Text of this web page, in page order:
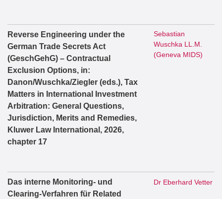
Reverse Engineering under the
German Trade Secrets Act
(GeschGehG) – Contractual
Exclusion Options, in:
Danon/Wuschka/Ziegler (eds.), Tax
Matters in International Investment
Arbitration: General Questions,
Jurisdiction, Merits and Remedies,
Kluwer Law International, 2026,
chapter 17
Sebastian
Wuschka LL.M.
(Geneva MIDS)
Das interne Monitoring- und
Clearing-Verfahren für Related
Dr Eberhard Vetter